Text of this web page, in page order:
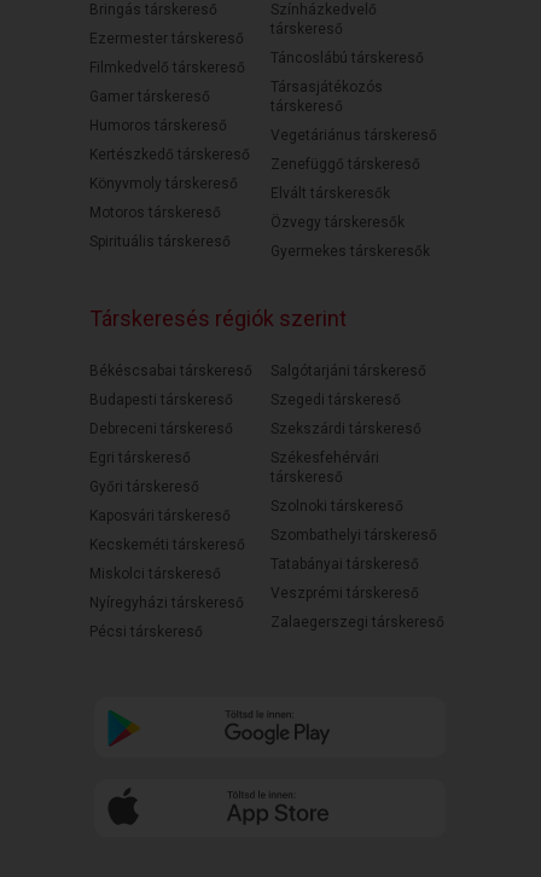
Bringás társkereső
Ezermester társkereső
Filmkedvelő társkereső
Gamer társkereső
Humoros társkereső
Kertészkedő társkereső
Könyvmoly társkereső
Motoros társkereső
Spirituális társkereső
Színházkedvelő
társkereső
Táncoslábú társkereső
Társasjátékozós
társkereső
Vegetáriánus társkereső
Zenefüggő társkereső
Elvált társkeresők
Özvegy társkeresők
Gyermekes társkeresők
Társkeresés régiók szerint
Békéscsabai társkereső
Budapesti társkereső
Debreceni társkereső
Egri társkereső
Győri társkereső
Kaposvári társkereső
Kecskeméti társkereső
Miskolci társkereső
Nyíregyházi társkereső
Pécsi társkereső
Salgótarjáni társkereső
Szegedi társkereső
Szekszárdi társkereső
Székesfehérvári
társkereső
Szolnoki társkereső
Szombathelyi társkereső
Tatabányai társkereső
Veszprémi társkereső
Zalaegerszegi társkereső